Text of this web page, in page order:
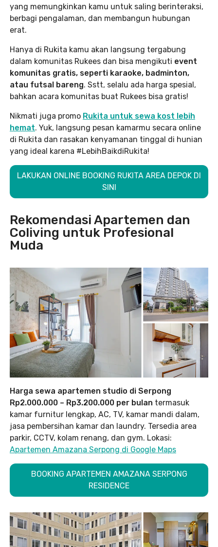
yang memungkinkan kamu untuk saling berinteraksi,
berbagi pengalaman, dan membangun hubungan
erat.
Hanya di Rukita kamu akan langsung tergabung
dalam komunitas Rukees dan bisa mengikuti event
komunitas gratis, seperti karaoke, badminton,
atau futsal bareng. Sstt, selalu ada harga spesial,
bahkan acara komunitas buat Rukees bisa gratis!
Nikmati juga promo Rukita untuk sewa kost lebih
hemat. Yuk, langsung pesan kamarmu secara online
di Rukita dan rasakan kenyamanan tinggal di hunian
yang ideal karena #LebihBaikdiRukita!
LAKUKAN ONLINE BOOKING RUKITA AREA DEPOK DI
SINI
Rekomendasi Apartemen dan
Coliving untuk Profesional
Muda
Harga sewa apartemen studio di Serpong
Rp2.000.000 – Rp3.200.000 per bulan termasuk
kamar furnitur lengkap, AC, TV, kamar mandi dalam,
jasa pembersihan kamar dan laundry. Tersedia area
parkir, CCTV, kolam renang, dan gym. Lokasi:
Apartemen Amazana Serpong di Google Maps
BOOKING APARTEMEN AMAZANA SERPONG
RESIDENCE